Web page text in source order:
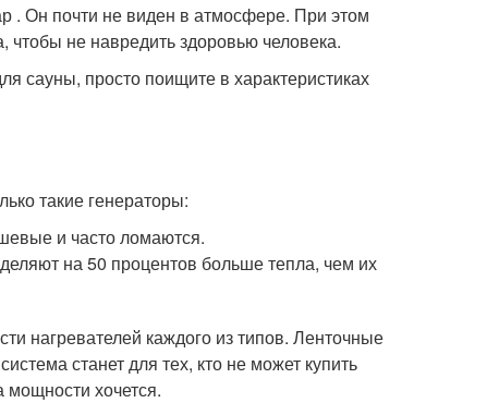
. Он почти не виден в атмосфере. При этом
чтобы не навредить здоровью человека.
сауны, просто поищите в характеристиках
такие генераторы:
и часто ломаются.
на 50 процентов больше тепла, чем их
нагревателей каждого из типов. Ленточные
станет для тех, кто не может купить
хочется.